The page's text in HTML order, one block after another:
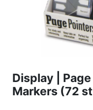
Display |
Markers (72